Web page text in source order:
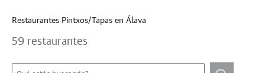
Restaurantes Pintxos/Tapas en Álava
59 restaurantes